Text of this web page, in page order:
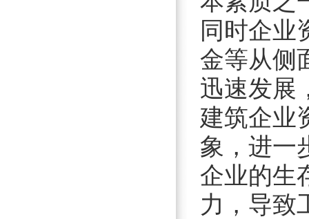
同时企业
金等从侧
迅速发展
建筑企业
象，进一
企业的生
力，导致